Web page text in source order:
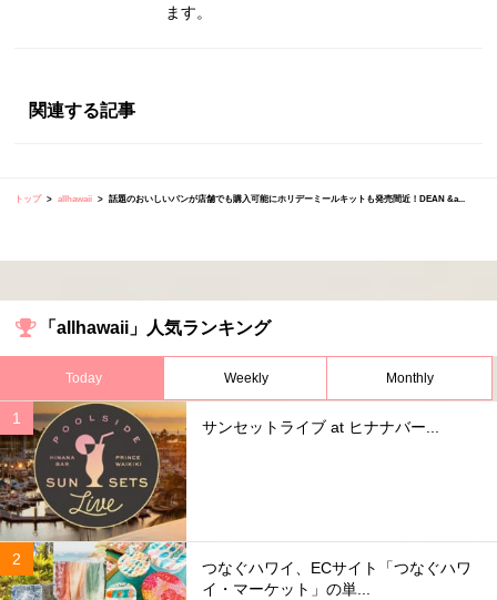
ます。
関連する記事
トップ allhawaii 話題のおいしいパンが店舗でも購入可能にホリデーミールキットも発売間近！DEAN &a...
「allhawaii」人気ランキング
Today Weekly Monthly
サンセットライブ at ヒナナバー...
つなぐハワイ、ECサイト「つなぐハワ
イ・マーケット」の単...